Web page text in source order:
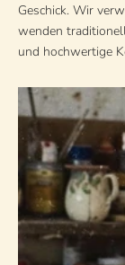
Geschick. Wir
wenden
und hochwertige